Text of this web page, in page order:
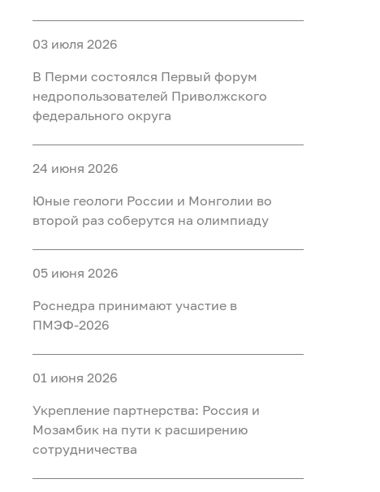
03 июля 2026
В Перми состоялся Первый форум
недропользователей Приволжского
федерального округа
24 июня 2026
Юные геологи России и Монголии во
второй раз соберутся на олимпиаду
05 июня 2026
Роснедра принимают участие в
ПМЭФ-2026
01 июня 2026
Укрепление партнерства: Россия и
Мозамбик на пути к расширению
сотрудничества